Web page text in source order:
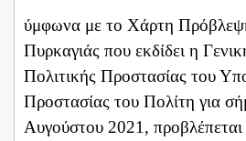
ύμφωνα με το Χάρτη
Πυρκαγιάς που εκδίδει η
Πολιτικής Προστασίας του
Προστασίας του Πολίτη για
Αυγούστου 2021,